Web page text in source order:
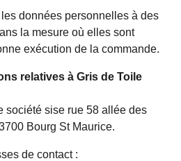
données personnelles à des
la mesure où elles sont
exécution de la commande.
relatives à Gris de Toile
société sise rue 58 allée des
Bourg St Maurice.
de contact :